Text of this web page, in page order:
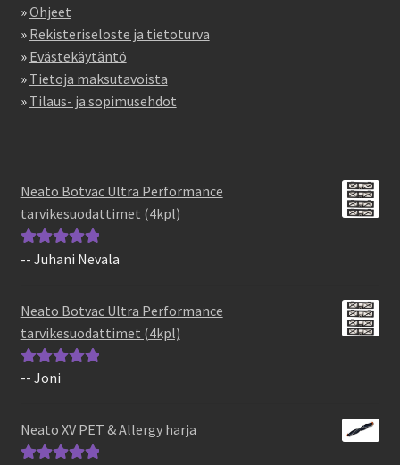
»Ohjeet
» Rekisteriseloste ja tietoturva
» Evästekäytäntö
» Tietoja maksutavoista
» Tilaus- ja sopimusehdot
Neato Botvac Ultra Performance
tarvikesuodattimet (4kpl)
Arvostelu
-- Juhani Nevala
Neato Botvac Ultra Performance
tarvikesuodattimet (4kpl)
Arvostelu
-- Joni
Neato XV PET & Allergy harja